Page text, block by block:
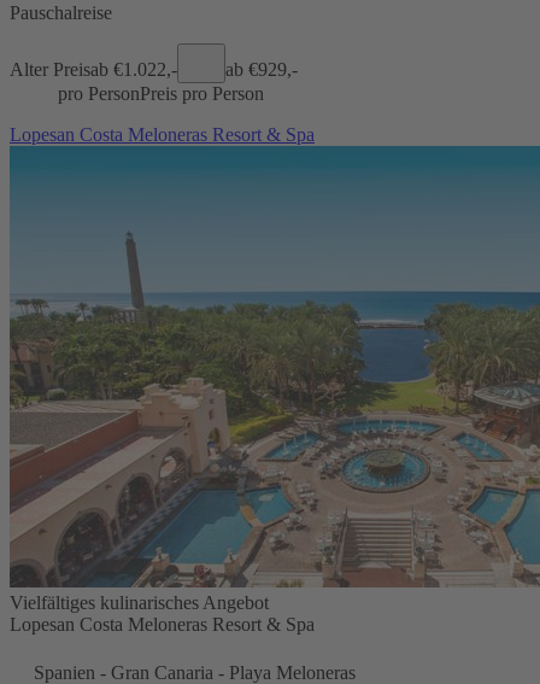
Pauschalreise
Alter Preisab €1.022,- ab €929,-
pro PersonPreis pro Person
Lopesan Costa Meloneras Resort & Spa
Vielfältiges kulinarisches Angebot
Lopesan Costa Meloneras Resort & Spa
Spanien - Gran Canaria - Playa Meloneras